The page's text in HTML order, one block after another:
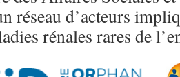
réseau d’acteurs
rénales rares de